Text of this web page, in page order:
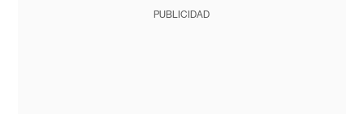
PUBLICIDAD